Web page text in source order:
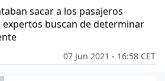
sacar a los pasajeros
buscan de determinar
07 Jun 2021 - 16:58 CET